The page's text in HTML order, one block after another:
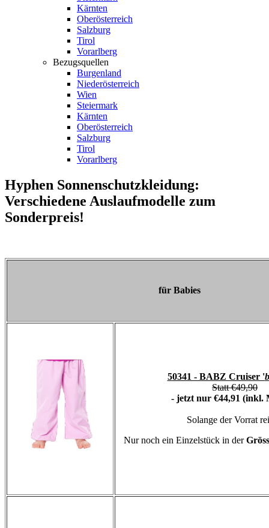
Kärnten
Oberösterreich
Salzburg
Tirol
Vorarlberg
Bezugsquellen
Burgenland
Niederösterreich
Wien
Steiermark
Kärnten
Oberösterreich
Salzburg
Tirol
Vorarlberg
Hyphen Sonnenschutzkleidung:
Verschiedene Auslaufmodelle zum
Sonderpreis!
für Babies
50341 - BABZ Cruiser '
Statt €49,90
- jetzt nur €44,91 (inkl.
Solange der Vorrat
Nur noch ein Einzelstück in der